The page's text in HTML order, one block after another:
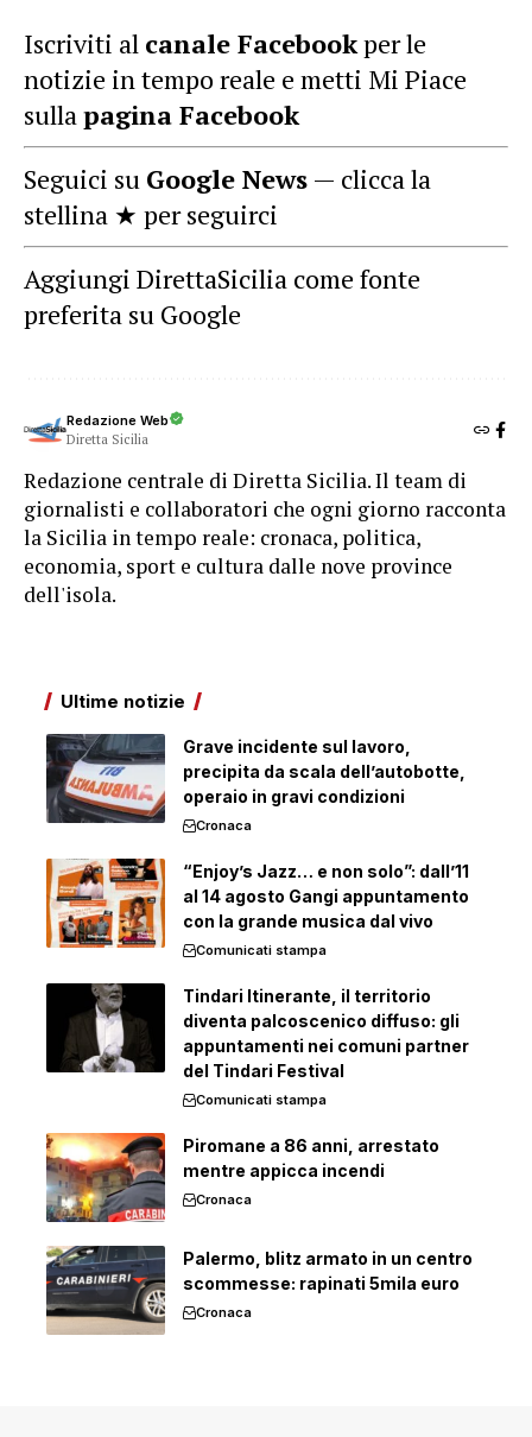
Iscriviti al canale Facebookper le
notizie in tempo reale e metti Mi Piace
sullapagina Facebook
Seguici su Google News — clicca la
stellina ★ per seguirci
Aggiungi DirettaSicilia come fonte
preferita su Google
Redazione Web
Diretta Sicilia
Redazione centrale di Diretta Sicilia. Il team di
giornalisti e collaboratori che ogni giorno racconta
la Sicilia in tempo reale: cronaca, politica,
economia, sport e cultura dalle nove province
dell'isola.
Ultime notizie
Grave incidente sul lavoro,
precipita da scala dell’autobotte,
operaio in gravi condizioni
Cronaca
“Enjoy’s Jazz… e non solo”: dall’11
al 14 agosto Gangi appuntamento
con la grande musica dal vivo
Comunicati stampa
Tindari Itinerante, il territorio
diventa palcoscenico diffuso: gli
appuntamenti nei comuni partner
del Tindari Festival
Comunicati stampa
Piromane a 86 anni, arrestato
mentre appicca incendi
Cronaca
Palermo, blitz armato in un centro
scommesse: rapinati 5mila euro
Cronaca